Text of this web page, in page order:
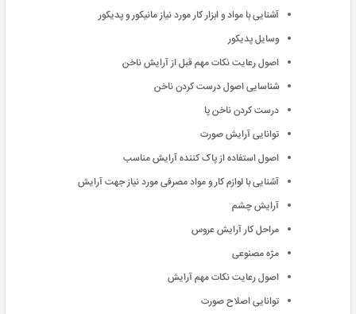
آشنایی با مواد و ابزار کار مورد نیاز مانیکور و پدیکور
وسایل پدیکور
اصول رعایت نکات مهم قبل از آرایش ناخن
شناسایی اصول درست کردن ناخن
درست کردن ناخن پا
توانایی آرایش صورت
اصول استفاده از پاک کننده آرایش مناسب
آشنایی با لوازم کار و مواد مصرفی مورد نیاز جهت آرایش
آرایش چشم
مراحل کار آرایش عروس
مژه مصنوعی
اصول رعایت نکات مهم آرایش
توانایی اصلاح صورت